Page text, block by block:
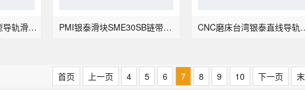
单轴机器人PMI静音型导轨滑块SME45LSB PMI银泰滑块SME30SB链带导轨 CNC磨床台湾
首页 上一页 4 5 6 7 8 9 10 下一页